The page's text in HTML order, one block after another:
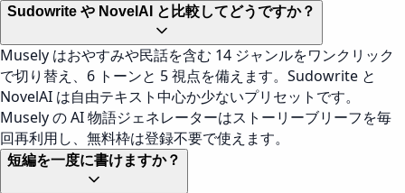
Sudowrite や NovelAI と比較してどうですか？
Musely はおやすみや民話を含む 14 ジャンルをワンクリック
で切り替え、6 トーンと 5 視点を備えます。Sudowrite と
NovelAI は自由テキスト中心か少ないプリセットです。
Musely の AI 物語ジェネレーターはストーリーブリーフを毎
回再利用し、無料枠は登録不要で使えます。
短編を一度に書けますか？